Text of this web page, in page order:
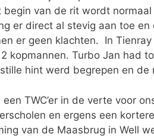
van de rit wordt
er direct al stevig aan toe
er geen klachten. In
kopmannen. Turbo Jan had
hint werd begrepen en
TWC’er in de verte voor
en ergens een
van de Maasbrug in Well